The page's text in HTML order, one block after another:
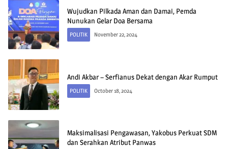
Wujudkan Pilkada Aman dan Damai, Pemda
Nunukan Gelar Doa Bersama
POLITIK November 22, 2024
Andi Akbar – Serfianus Dekat dengan Akar Rumput
POLITIK October 18, 2024
Maksimalisasi Pengawasan, Yakobus Perkuat SDM
dan Serahkan Atribut Panwas